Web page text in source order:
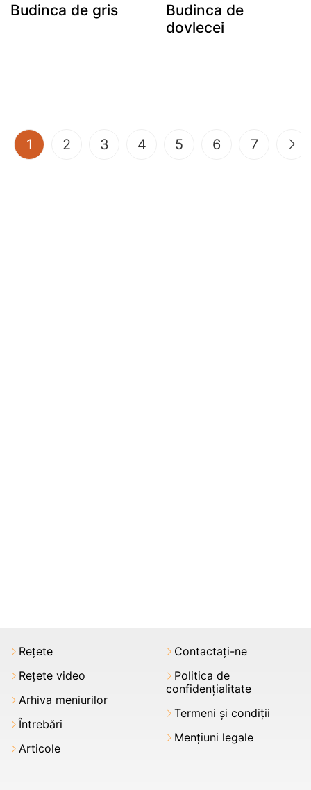
Budinca de gris
Budinca de
dovlecei
1 (current)
2 3 4 5 6 7
Rețete
Rețete video
Arhiva meniurilor
Întrebări
Articole
Contactați-ne
Politica de
confidențialitate
Termeni şi condiții
Mențiuni legale